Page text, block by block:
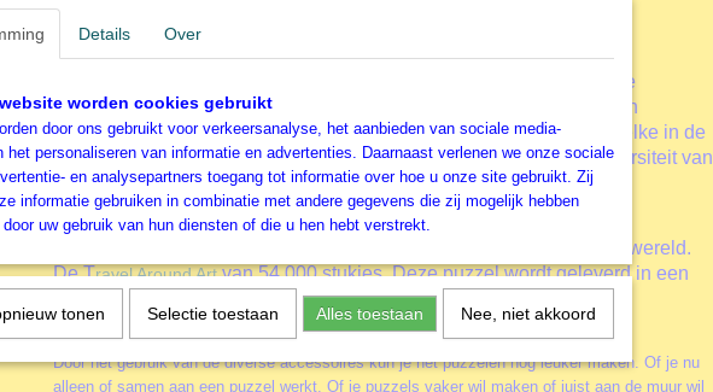
Grafika - Vierkante Legpuzzel
zijn van een zeer goede
kwaliteit. Grafikamaakt onder andere legpuzzels van schilderijen en
tekeningen van een aantal zeer bekende hedendaagse artiesten welke in de
top van hun genre zitten. Daarnaast kentGrafikaook een grote diversiteit van
legpuzzels van de "oude" meesters in deMuseum collectie. De
Messenslijper
op dit moment ook recordhouder van de grootste puzzel ter wereld.
De Travel Around Artvan 54.000 stukjes. Deze puzzel wordt geleverd in een
reiskoffer met nog vele extra's.
Accessoires
Door het gebruik van de diverse accessoires kun je het puzzelen nog leuker maken. Of je nu
alleen of samen aan een puzzel werkt. Of je puzzels vaker wil maken of juist aan de muur wil
Details Over
worden cookies gebruikt
door ons gebruikt voor verkeersanalyse, het aanbieden van sociale media-
het personaliseren van informatie en advertenties. Daarnaast verlenen we onze sociale
en analysepartners toegang tot informatie over hoe u onze site gebruikt. Zij
informatie gebruiken in combinatie met andere gegevens die zij mogelijk hebben
uw gebruik van hun diensten of die u hen hebt verstrekt.
tonen Selectie toestaan Alles toestaan Nee, niet akkoord